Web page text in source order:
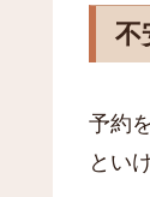
不
予約
とい